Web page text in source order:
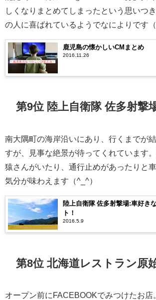
しくなりまとめてしまったという思いつ
の人に喜ばれているようでなによりです（
鹿児島の懐かしいCMまとめ
2016.11.26
第9位 陸上自衛隊 佐多射撃
南大隅町の海岸沿いにあり、行くまでが
すが、見事な絶景が待ってくれています
猿さんがいたり、通行止めがあったりと
気分が味わえます（^_^）
陸上自衛隊 佐多射撃場:車好き
ト！
2016.5.9
第8位 北海道レストラン原
オープン前にFACEBOOKでみつけたお店